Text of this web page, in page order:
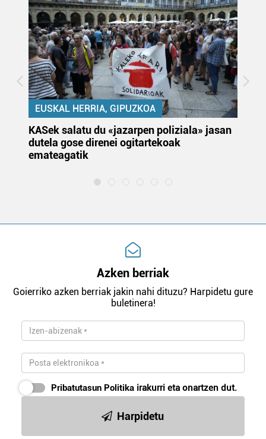
EUSKAL HERRIA, GIPUZKOA
KASek salatu du «jazarpen poliziala» jasan
dutela gose direnei ogitartekoak
emateagatik
Azken berriak
Goierriko azken berriak jakin nahi dituzu? Harpidetu gure
buletinera!
Pribatutasun Politika irakurri eta onartzen dut.
Harpidetu